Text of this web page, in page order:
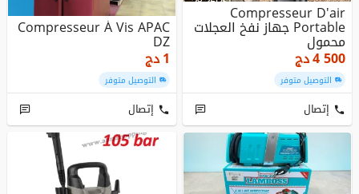
Compresseur D'air
Portable جهاز نفخ العجلات
محمول
4 500دج
التوصيل متوفر
إتصال
Compresseur À Vis APAC
DZ
1دج
التوصيل متوفر
إتصال